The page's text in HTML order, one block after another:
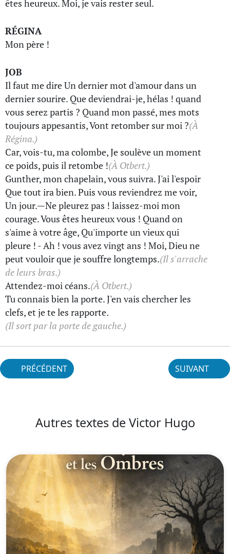
êtes heureux. Moi, je vais rester seul.
RÉGINA
Mon père !
JOB
Il faut me dire Un dernier mot d'amour dans un
dernier sourire. Que deviendrai-je, hélas ! quand
vous serez partis ? Quand mon passé, mes mots
toujours appesantis, Vont retomber sur moi ?(À
Régina.)
Car, vois-tu, ma colombe, Je soulève un moment
ce poids, puis il retombe !(À Otbert.)
Gunther, mon chapelain, vous suivra. J'ai l'espoir
Que tout ira bien. Puis vous reviendrez me voir,
Un jour.—Ne pleurez pas ! laissez-moi mon
courage. Vous êtes heureux vous ! Quand on
s'aime à votre âge, Qu'importe un vieux qui
pleure ! - Ah ! vous avez vingt ans ! Moi, Dieu ne
peut vouloir que je souffre longtemps.(Il s'arrache
de leurs bras.)
Attendez-moi céans.(À Otbert.)
Tu connais bien la porte. J'en vais chercher les
clefs, et je te les rapporte.
(Il sort par la porte de gauche.)
PRÉCÉDENT SUIVANT
Autres textes de Victor Hugo